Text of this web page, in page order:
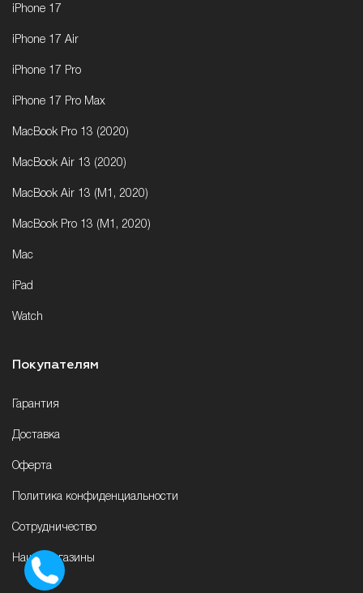
iPhone 17
iPhone 17 Air
iPhone 17 Pro
iPhone 17 Pro Max
MacBook Pro 13 (2020)
MacBook Air 13 (2020)
MacBook Air 13 (M1, 2020)
MacBook Pro 13 (M1, 2020)
Mac
iPad
Watch
Покупателям
Гарантия
Доставка
Оферта
Политика конфиденциальности
Сотрудничество
Наши магазины